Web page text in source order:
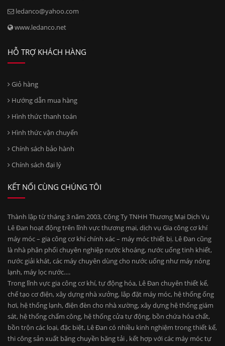
ledanco@yahoo.com
www.ledanco.net
HỖ TRỢ KHÁCH HÀNG
Giỏ hàng
Hướng dẫn mua hàng
Hình thức thanh toán
Hình thức vận chuyển
Chính sách bảo hành
Chính sách đại lý
KẾT NỐI CÙNG CHÚNG TÔI
Thành lập từ tháng 3 năm 2003, Công Ty TNHH Thương Mại Dịch Vụ
Lê Đan hoạt động trên lĩnh vực thương mại, dịch vụ Gia công cơ khí
máy móc – gia công cơ khí chính xác – máy móc thiết bị. Lê Đan cũng
là nhà phân phối chuyên nghiệp nước khoáng, nước uống tinh khiết,
nước giải khát, các máy chuyên dùng cho nước uống như máy nóng
lạnh, máy lọc nước….
Trong lĩnh vực gia công cơ khí, tự động hóa, Lê Đan chuyên thiết kế,
chế tạo cơ điện, xây dựng nhà xưởng, lắp đặt máy móc, hệ thống ống
hơi, hệ thống lạnh, điện đèn cho nhà xường, xây dựng hệ thống giám
sát, hệ thống chấm công, hệ thống cửa tự động, bồn chứa hóa chất,
bồn trộn các loại, đặc biệt, Lê Đan có nhiều kinh nghiệm trong thiết kế,
thi công sản xuất băng chuyền băng tải , kết hợp với các máy móc tự